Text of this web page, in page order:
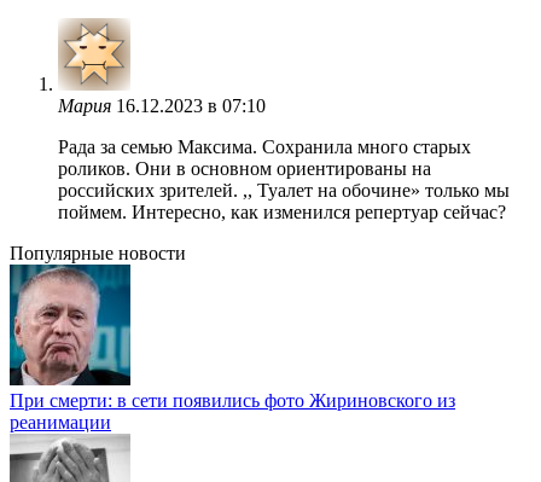
Мария 16.12.2023 в 07:10
Рада за семью Максима. Сохранила много старых
роликов. Они в основном ориентированы на
российских зрителей. ,, Туалет на обочине» только мы
поймем. Интересно, как изменился репертуар сейчас?
Популярные новости
При смерти: в сети появились фото Жириновского из
реанимации